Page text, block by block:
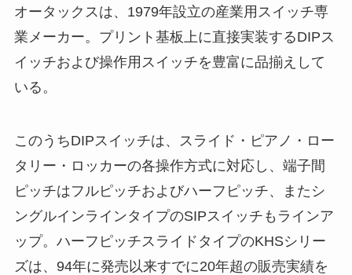
オータックスは、1979年設立の産業用スイッチ専
業メーカー。プリント基板上に直接実装するDIPス
イッチおよび操作用スイッチを豊富に品揃えして
いる。
このうちDIPスイッチは、スライド・ピアノ・ロー
タリー・ロッカーの各操作方式に対応し、端子間
ピッチはフルピッチおよびハーフピッチ、またシ
ングルインラインタイプのSIPスイッチもラインア
ップ。ハーフピッチスライドタイプのKHSシリー
ズは、94年に発売以来すでに20年超の販売実績を